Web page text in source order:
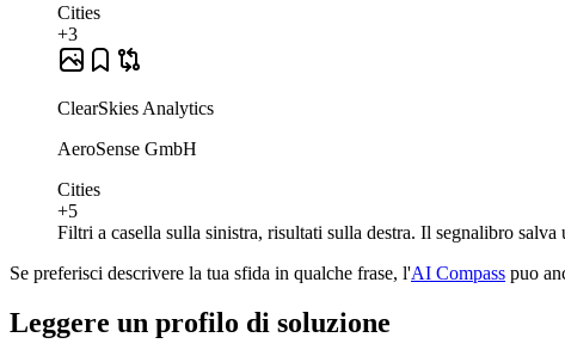
Cities
+3
ClearSkies Analytics
AeroSense GmbH
Cities
+5
Filtri a casella sulla sinistra, risultati sulla destra. Il segnalibro
Se preferisci descrivere la tua sfida in qualche frase, l'AI Compass puo
Leggere un profilo di soluzione